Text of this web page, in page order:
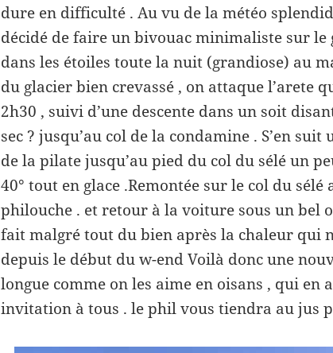
dure en difficulté . Au vu de la météo
décidé de faire un bivouac minimaliste sur le
dans les étoiles toute la nuit (grandiose) au
du glacier bien crevassé , on attaque l’arete
2h30 , suivi d’une descente dans un soit
sec ? jusqu’au col de la condamine . S’en
de la pilate jusqu’au pied du col du sélé un
40° tout en glace .Remontée sur le col du
philouche . et retour à la voiture sous un bel
fait malgré tout du bien après la chaleur qui
depuis le début du w-end Voilà donc une
longue comme on les aime en oisans , qui en
invitation à tous . le phil vous tiendra au jus